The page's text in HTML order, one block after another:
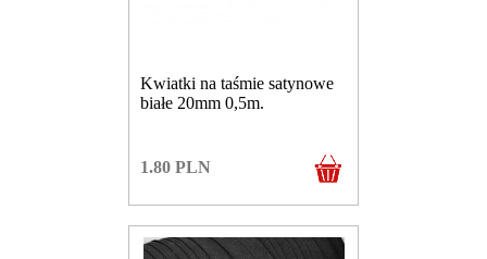
Kwiatki na taśmie satynowe
białe 20mm 0,5m.
1.80 PLN